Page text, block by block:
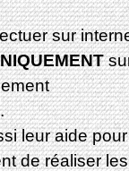
sur
leur aide
de réaliser les